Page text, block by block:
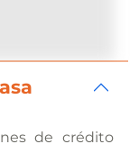
de crédito